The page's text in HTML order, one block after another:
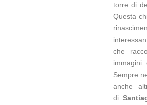
torre di
Questa
che
immagini
Sempre
anche
di